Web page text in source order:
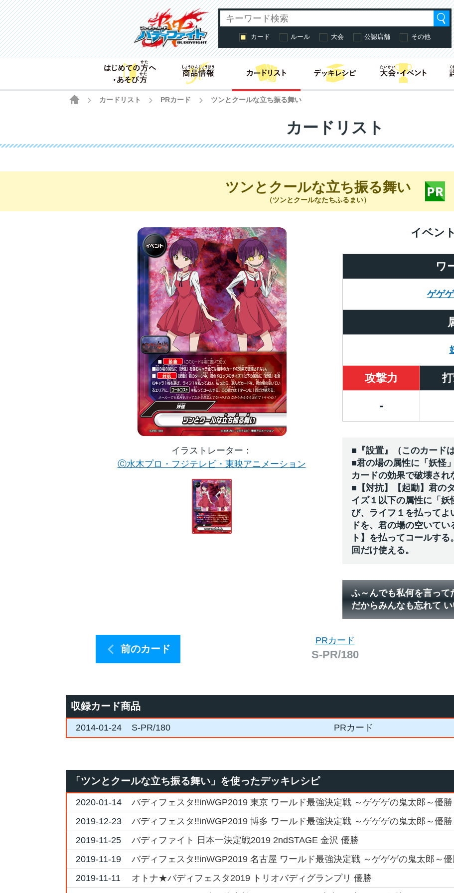
カード ルール 大会 公認店舗 その他
はじめての方へ・あ
HOME
カードリスト PRカード ツンとクールな立ち振る舞い
カードリスト
ツンとクールな立ち振る舞い
（ツンとクールなたちふるまい）
イラストレーター
Ⓒ水木プロ・フジテレビ・東映アニメーション
ワ
ゲゲ
イベント
攻撃力
-
■『設置』（このカード
■君の場の属性に「妖怪
カードの効果で破壊され
■【対抗】【起動】君の
イズ１以下の属性に「
び、ライフ１を払ってよ
ドを、君の場の空いて
ト】を払ってコールす
回だけ使える。
ふ～んでも私何を言って
だからみんなも忘れて
前のカード
PRカード
S-PR/180
収録カード商品
2014-01-24 S-PR/180 PRカード
「ツンとクールな立ち振る舞い」を使ったデッキレシピ
2020-01-14
バディフェスタ!!inWGP2019 東京 ワールド最強決定戦 ～ゲゲゲの鬼太郎～優勝
2019-12-23
バディフェスタ!!inWGP2019 博多 ワールド最強決定戦 ～ゲゲゲの鬼太郎～優勝
2019-11-25
バディファイト 日本一決定戦2019 2ndSTAGE 金沢 優勝
2019-11-19
バディフェスタ!!inWGP2019 名古屋 ワールド最強決定戦 ～ゲゲゲの鬼太郎～優
2019-11-11
オトナ★バディフェスタ2019 トリオバディグランプリ 優勝